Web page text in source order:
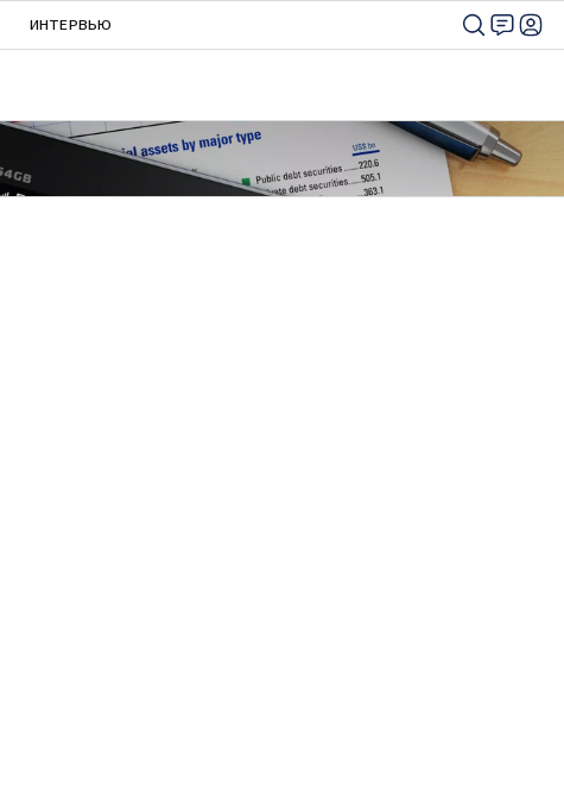
ИНТЕРВЬЮ